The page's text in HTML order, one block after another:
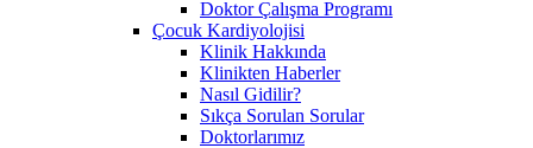
Doktor Çalışma Programı
Çocuk Kardiyolojisi
Klinik Hakkında
Klinikten Haberler
Nasıl Gidilir?
Sıkça Sorulan Sorular
Doktorlarımız